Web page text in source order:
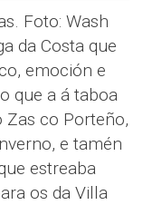
Foto: Wash
da Costa que
emoción e
que a á taboa
Zas co Porteño,
e tamén
estreaba
os da Villa